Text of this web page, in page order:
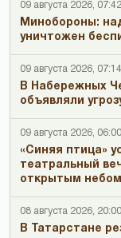
09 августа 2026, 07:42
Минобороны:
уничтожен
09 августа 2026, 07:14
В Набережных
объявляли
09 августа 2026, 06:00
«Синяя птица»
театральный
открытым небом
08 августа 2026, 20:00
В Татарстане